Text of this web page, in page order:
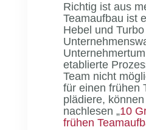
Richtig ist aus
Teamaufbau ist
Hebel und
etablierte
Team nicht
für einen frühen
plädiere,
nachlesen „10
frühen